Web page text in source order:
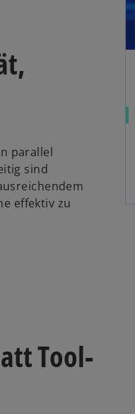
parallel
sind
effektiv zu
Tool-